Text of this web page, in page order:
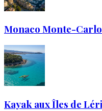
Monaco Monte-Carlo
Kayak aux Îles de